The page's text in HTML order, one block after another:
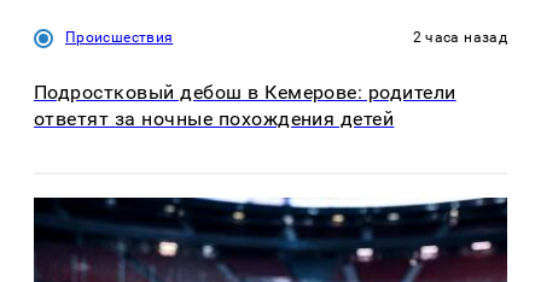
Происшествия 2 часа назад
Подростковый дебош в Кемерове: родители
ответят за ночные похождения детей